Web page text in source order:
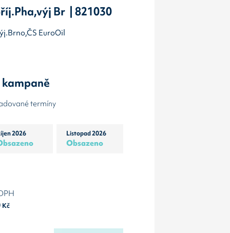
Br | 821030
EuroOil
termíny
2026 Listopad 2026
Obsazeno
Kč